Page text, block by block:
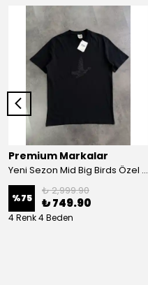
Premium Markalar
Yeni Sezon Mid Big Birds Özel Baskı T-shirt
%75
₺ 2,999.90
₺ 749.90
4 Renk 4 Beden